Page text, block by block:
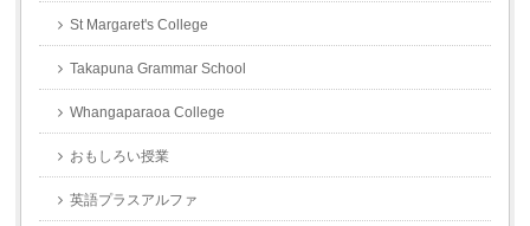
St Margaret's College
Takapuna Grammar School
Whangaparaoa College
おもしろい授業
英語プラスアルファ